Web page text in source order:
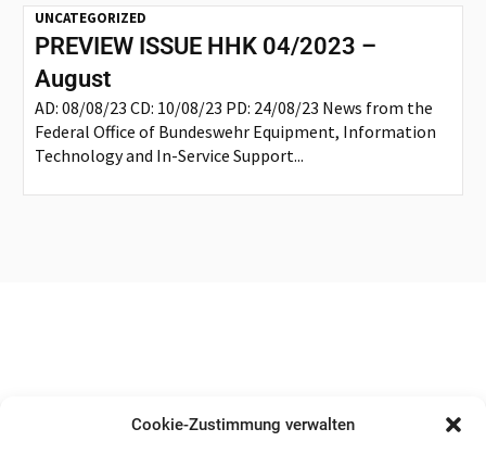
Cookie-Zustimmung verwalten
UNCATEGORIZED
PREVIEW ISSUE HHK 04/2023 –
August
AD: 08/08/23 CD: 10/08/23 PD: 24/08/23 News from the
Federal Office of Bundeswehr Equipment, Information
Technology and In-Service Support...